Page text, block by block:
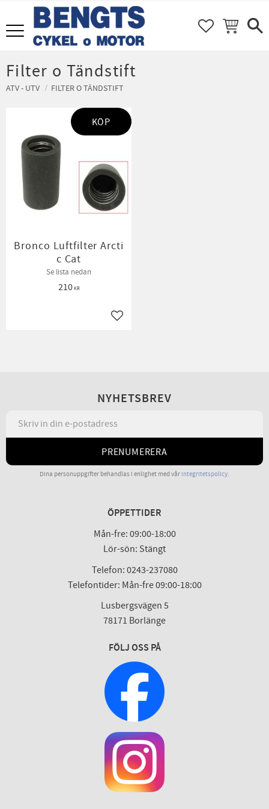
Meny FAVORITER
KUNDVAGN
Filter o Tändstift
ATV - UTV FILTER O TÄNDSTIFT
Bronco Luftfilter Arcti
c Cat
Se lista nedan
210KR
Lägg till i favoriter
KÖP
NYHETSBREV
PRENUMERERA
Dina personuppgifter behandlas i enlighet med vår integritetspolicy.
ÖPPETTIDER
Mån-fre: 09:00-18:00
Lör-sön: Stängt
Telefon: 0243-237080
Telefontider: Mån-fre 09:00-18:00
Lusbergsvägen 5
78171 Borlänge
FÖLJ OSS PÅ